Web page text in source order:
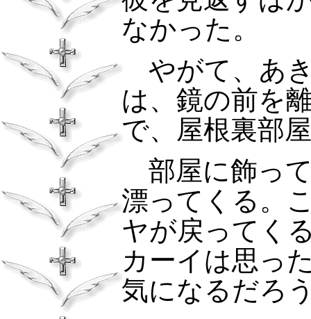
なかった。
やがて、あ
は、鏡の前を
で、屋根裏部
部屋に飾っ
漂ってくる。
ヤが戻ってく
カーイは思っ
気になるだろ